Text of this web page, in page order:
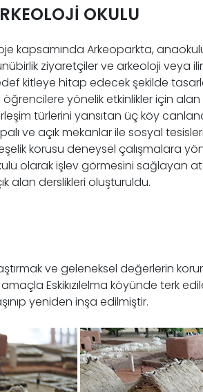
OKULU
kapsamında Arkeoparkta,
ziyaretçiler ve arkeoloji veya
kitleye hitap edecek şekilde
öğrencilere yönelik etkinlikler için
türlerini yansıtan üç köy
ve açık mekanlar ile sosyal
korusu deneysel çalışmalara
olarak işlev görmesini sağlayan
alan derslikleri oluşturuldu.
ve geleneksel değerlerin
Eskikızılelma köyünde terk
yeniden inşa edilmiştir.